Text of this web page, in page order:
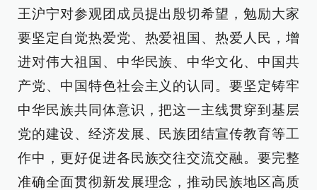
王沪宁对参观团成员提出殷切希望，勉励大家
要坚定自觉热爱党、热爱祖国、热爱人民，增
进对伟大祖国、中华民族、中华文化、中国共
产党、中国特色社会主义的认同。要坚定铸牢
中华民族共同体意识，把这一主线贯穿到基层
党的建设、经济发展、民族团结宣传教育等工
作中，更好促进各民族交往交流交融。要完整
准确全面贯彻新发展理念，推动民族地区高质